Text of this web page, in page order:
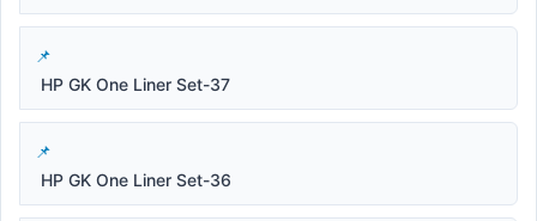
HP GK One Liner Set-37
HP GK One Liner Set-36